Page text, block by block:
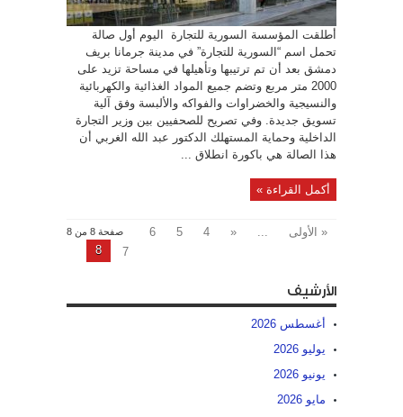
أطلقت المؤسسة السورية للتجارة اليوم أول صالة
تحمل اسم “السورية للتجارة” في مدينة جرمانا بريف
دمشق بعد أن تم ترتيبها وتأهيلها في مساحة تزيد على
2000 متر مربع وتضم جميع المواد الغذائية والكهربائية
والنسيجية والخضراوات والفواكه والألبسة وفق آلية
تسويق جديدة. وفي تصريح للصحفيين بين وزير التجارة
الداخلية وحماية المستهلك الدكتور عبد الله الغربي أن
هذا الصالة هي باكورة انطلاق ...
أكمل القراءة »
صفحة 8 من 8 « الأولى ...
«
4
5
6
7
8
الأرشيف
أغسطس 2026
يوليو 2026
يونيو 2026
مايو 2026